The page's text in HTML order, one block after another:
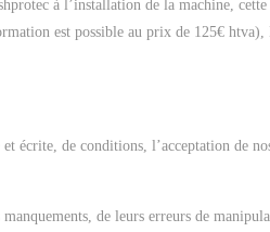
à l’installation de la machine,
est possible au prix de 125€ htva),
écrite, de conditions, l’acceptation de
de leurs erreurs de